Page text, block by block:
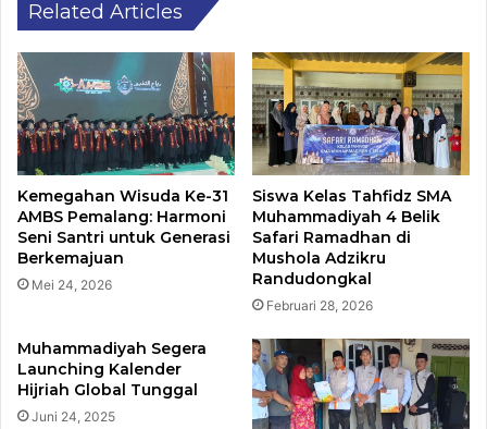
Related Articles
Kemegahan Wisuda Ke-31
AMBS Pemalang: Harmoni
Seni Santri untuk Generasi
Berkemajuan
Mei 24, 2026
Siswa Kelas Tahfidz SMA
Muhammadiyah 4 Belik
Safari Ramadhan di
Mushola Adzikru
Randudongkal
Februari 28, 2026
Muhammadiyah Segera
Launching Kalender
Hijriah Global Tunggal
Juni 24, 2025